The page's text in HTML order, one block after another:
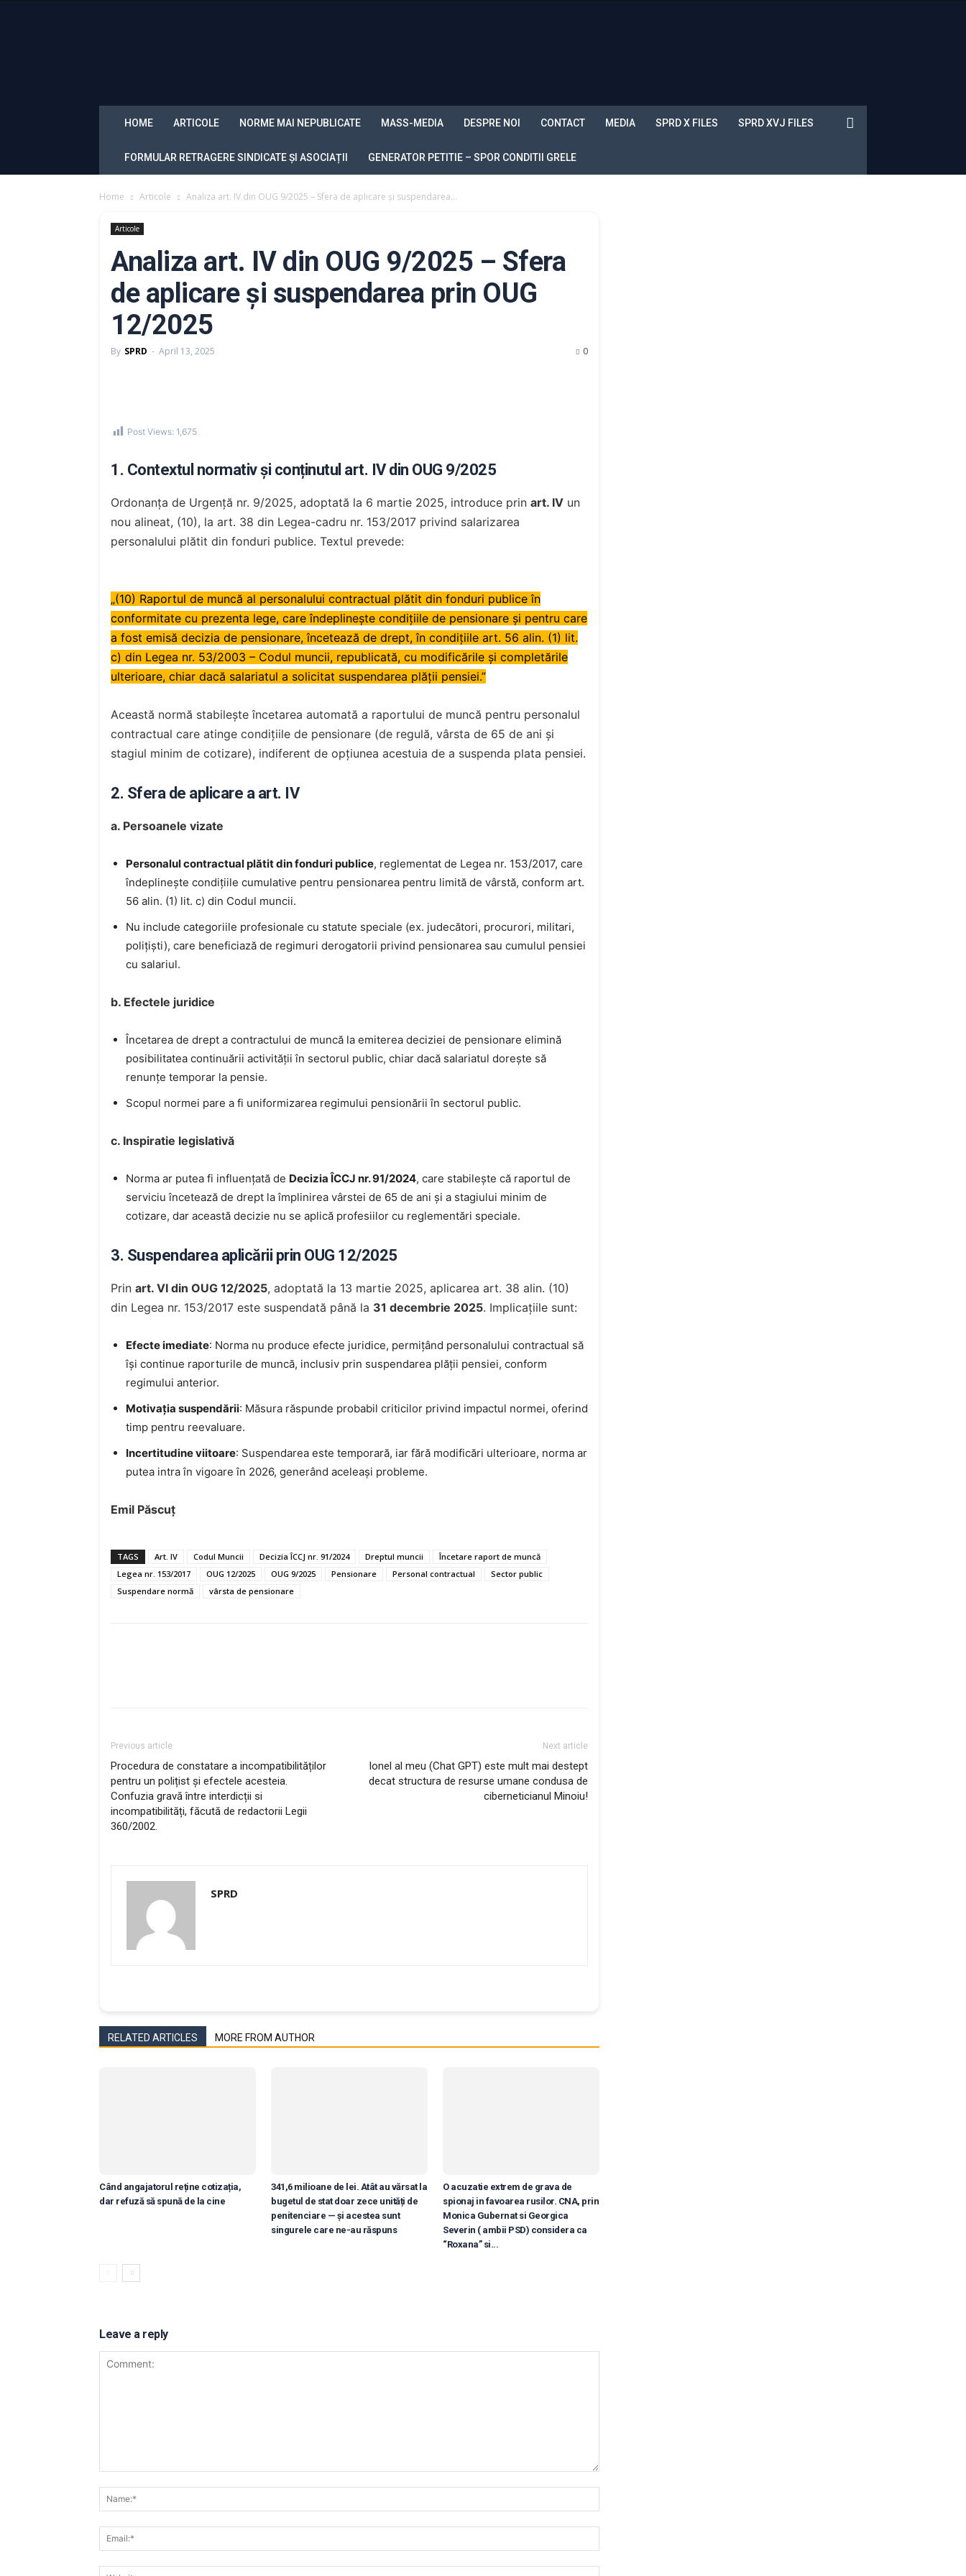
HOME ARTICOLE NORME MAI NEPUBLICATE MASS-MEDIA DESPRE NOI CONTACT MEDIA SPRD X FILES SPRD XVJ FILES
FORMULAR RETRAGERE SINDICATE ȘI ASOCIAȚII GENERATOR PETITIE – SPOR CONDITII GRELE
Home Articole Analiza art. IV din OUG 9/2025 – Sfera de aplicare și suspendarea...
Articole
Analiza art. IV din OUG 9/2025 – Sfera
de aplicare și suspendarea prin OUG
12/2025
By SPRD - April 13, 2025 0
Post Views: 1,675
1. Contextul normativ și conținutul art. IV din OUG 9/2025
Ordonanța de Urgență nr. 9/2025, adoptată la 6 martie 2025, introduce prin art. IV un
nou alineat, (10), la art. 38 din Legea-cadru nr. 153/2017 privind salarizarea
personalului plătit din fonduri publice. Textul prevede:
„(10) Raportul de muncă al personalului contractual plătit din fonduri publice în
conformitate cu prezenta lege, care îndeplinește condițiile de pensionare și pentru care
a fost emisă decizia de pensionare, încetează de drept, în condițiile art. 56 alin. (1) lit.
c) din Legea nr. 53/2003 – Codul muncii, republicată, cu modificările și completările
ulterioare, chiar dacă salariatul a solicitat suspendarea plății pensiei.”
Această normă stabilește încetarea automată a raportului de muncă pentru personalul
contractual care atinge condițiile de pensionare (de regulă, vârsta de 65 de ani și
stagiul minim de cotizare), indiferent de opțiunea acestuia de a suspenda plata pensiei.
2. Sfera de aplicare a art. IV
a. Persoanele vizate
Personalul contractual plătit din fonduri publice, reglementat de Legea nr. 153/2017, care
îndeplinește condițiile cumulative pentru pensionarea pentru limită de vârstă, conform art.
56 alin. (1) lit. c) din Codul muncii.
Nu include categoriile profesionale cu statute speciale (ex. judecători, procurori, militari,
polițiști), care beneficiază de regimuri derogatorii privind pensionarea sau cumulul pensiei
cu salariul.
b. Efectele juridice
Încetarea de drept a contractului de muncă la emiterea deciziei de pensionare elimină
posibilitatea continuării activității în sectorul public, chiar dacă salariatul dorește să
renunțe temporar la pensie.
Scopul normei pare a fi uniformizarea regimului pensionării în sectorul public.
c. Inspiratie legislativă
Norma ar putea fi influențată de Decizia ÎCCJ nr. 91/2024, care stabilește că raportul de
serviciu încetează de drept la împlinirea vârstei de 65 de ani și a stagiului minim de
cotizare, dar această decizie nu se aplică profesiilor cu reglementări speciale.
3. Suspendarea aplicării prin OUG 12/2025
Prin art. VI din OUG 12/2025, adoptată la 13 martie 2025, aplicarea art. 38 alin. (10)
din Legea nr. 153/2017 este suspendată până la 31 decembrie 2025. Implicațiile sunt:
Efecte imediate: Norma nu produce efecte juridice, permițând personalului contractual să
își continue raporturile de muncă, inclusiv prin suspendarea plății pensiei, conform
regimului anterior.
Motivația suspendării: Măsura răspunde probabil criticilor privind impactul normei, oferind
timp pentru reevaluare.
Incertitudine viitoare: Suspendarea este temporară, iar fără modificări ulterioare, norma ar
putea intra în vigoare în 2026, generând aceleași probleme.
Emil Păscuț
TAGS Art. IV Codul Muncii Decizia ÎCCJ nr. 91/2024 Dreptul muncii
Încetare raport de muncă
Legea nr. 153/2017
OUG 12/2025 OUG 9/2025 Pensionare Personal contractual
Sector public
Suspendare normă
vârsta de pensionare
Previous article
Procedura de constatare a incompatibilităților
pentru un polițist și efectele acesteia.
Confuzia gravă între interdicții si
incompatibilități, făcută de redactorii Legii
360/2002.
Next article
Ionel al meu (Chat GPT) este mult mai destept
decat structura de resurse umane condusa de
ciberneticianul Minoiu!
SPRD
RELATED ARTICLES MORE FROM AUTHOR
Când angajatorul reține cotizația,
dar refuză să spună de la cine
341,6 milioane de lei. Atât au vărsat la
bugetul de stat doar zece unități de
penitenciare — și acestea sunt
singurele care ne-au răspuns
O acuzatie extrem de grava de
spionaj in favoarea rusilor. CNA, prin
Monica Gubernat si Georgica
Severin ( ambii PSD) considera ca
“Roxana” si...
Leave a reply